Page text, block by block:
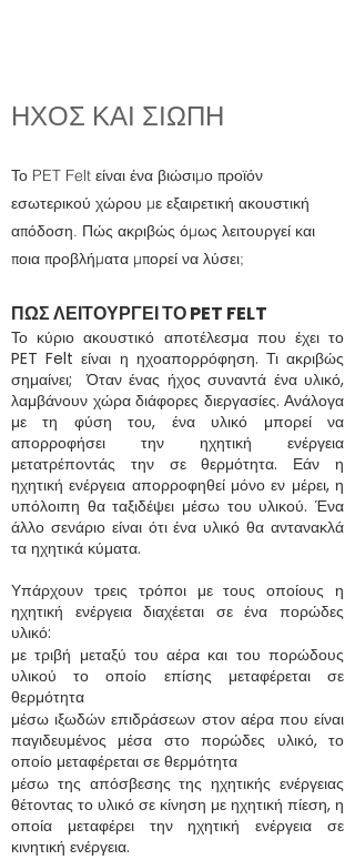
ΗΧΟΣ ΚΑΙ ΣΙΩΠΗ
Το PET Felt είναι ένα βιώσιμο προϊόν
εσωτερικού χώρου με εξαιρετική ακουστική
απόδοση. Πώς ακριβώς όμως λειτουργεί και
ποια προβλήματα μπορεί να λύσει;
ΠΩΣ ΛΕΙΤΟΥΡΓΕΙ ΤΟ PET FELT
Το κύριο ακουστικό αποτέλεσμα που έχει το
PET Felt είναι η ηχοαπορρόφηση. Τι ακριβώς
σημαίνει; Όταν ένας ήχος συναντά ένα υλικό,
λαμβάνουν χώρα διάφορες διεργασίες. Ανάλογα
με τη φύση του, ένα υλικό μπορεί να
απορροφήσει την ηχητική ενέργεια
μετατρέποντάς την σε θερμότητα. Εάν η
ηχητική ενέργεια απορροφηθεί μόνο εν μέρει, η
υπόλοιπη θα ταξιδέψει μέσω του υλικού. Ένα
άλλο σενάριο είναι ότι ένα υλικό θα αντανακλά
τα ηχητικά κύματα.
Υπάρχουν τρεις τρόποι με τους οποίους η
ηχητική ενέργεια διαχέεται σε ένα πορώδες
υλικό:
με τριβή μεταξύ του αέρα και του πορώδους
υλικού το οποίο επίσης μεταφέρεται σε
θερμότητα
μέσω ιξωδών επιδράσεων στον αέρα που είναι
παγιδευμένος μέσα στο πορώδες υλικό, το
οποίο μεταφέρεται σε θερμότητα
μέσω της απόσβεσης της ηχητικής ενέργειας
θέτοντας το υλικό σε κίνηση με ηχητική πίεση, η
οποία μεταφέρει την ηχητική ενέργεια σε
κινητική ενέργεια.